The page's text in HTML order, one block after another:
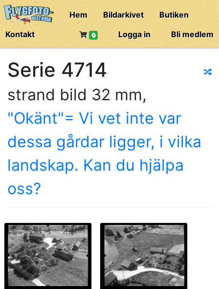
Hem Bildarkivet
Butiken
Kontakt
Bli medlem
Logga in
0
Serie 4714
strand bild 32 mm,
"Okänt"= Vi vet inte var
dessa gårdar ligger, i vilka
landskap. Kan du hjälpa
oss?